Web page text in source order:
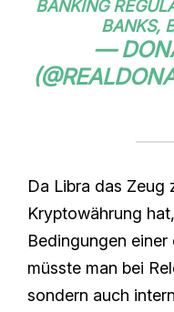
BANKING
BANKS,
—
Da Libra das Zeug
Kryptowährung
Bedingungen
müsste man bei
sondern auch